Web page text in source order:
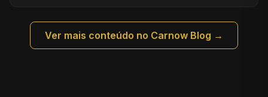
Ver mais conteúdo no Carnow Blog →